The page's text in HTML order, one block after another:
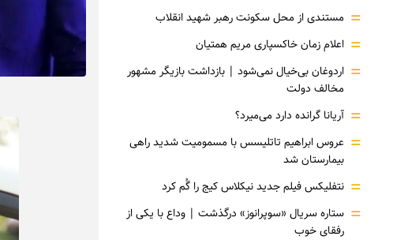
= مستندی از محل سکونت رهبر شهید انقلاب
= اعلام زمان خاکسپاری مریم همتیان
= اردوغان بی‌خیال نمی‌شود | بازداشت بازیگر مشهور
مخالف دولت
= آریانا گرانده دارد می‌میرد؟
= عروس ابراهیم تاتلیسس با مسمومیت شدید راهی
بیمارستان شد
= نتفلیکس فیلم جدید نیکلاس کیج را گُم کرد
= ستاره سریال «سوپرانوز» درگذشت | وداع با یکی از
رفقای خوب